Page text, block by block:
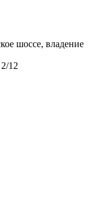
шоссе, владение
12